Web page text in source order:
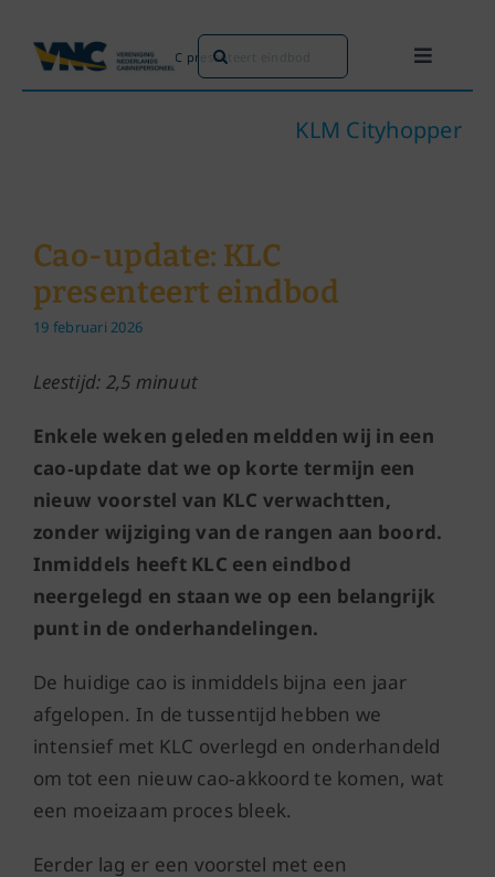
naar
inhoud
Toggle
Dossiers
Maatschappijen
Zoeken
naar:
Home» Cao-update: KLC presenteert eindbod
KLM Cityhopper
Cao-update: KLC
presenteert eindbod
19 februari 2026
Leestijd: 2,5 minuut
Enkele weken geleden meldden wij in een
cao‑update dat we op korte termijn een
nieuw voorstel van KLC verwachtten,
zonder wijziging van de rangen aan boord.
Inmiddels heeft KLC een eindbod
neergelegd en staan we op een belangrijk
punt in de onderhandelingen.
De huidige cao is inmiddels bijna een jaar
afgelopen. In de tussentijd hebben we
intensief met KLC overlegd en onderhandeld
om tot een nieuw cao‑akkoord te komen, wat
een moeizaam proces bleek.
Eerder lag er een voorstel met een